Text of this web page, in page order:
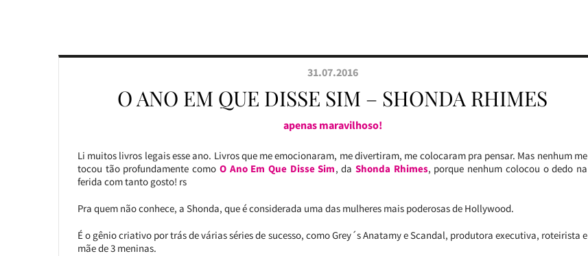
31.07.2016
O ANO EM QUE DISSE SIM – SHONDA RHIMES
apenas maravilhoso!
Li muitos livros legais esse ano. Livros que me emocionaram, me divertiram, me colocaram pra pensar. Mas nenhum me
tocou tão profundamente como O Ano Em Que Disse Sim, da Shonda Rhimes, porque nenhum colocou o dedo na
ferida com tanto gosto! rs
Pra quem não conhece, a Shonda, que é considerada uma das mulheres mais poderosas de Hollywood.
É o gênio criativo por trás de várias séries de sucesso, como Grey´s Anatamy e Scandal, produtora executiva, roteirista e
mãe de 3 meninas.